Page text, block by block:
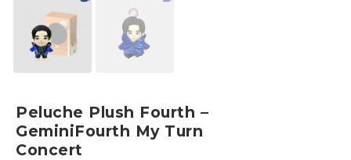
Peluche Plush Fourth –
GeminiFourth My Turn
Concert